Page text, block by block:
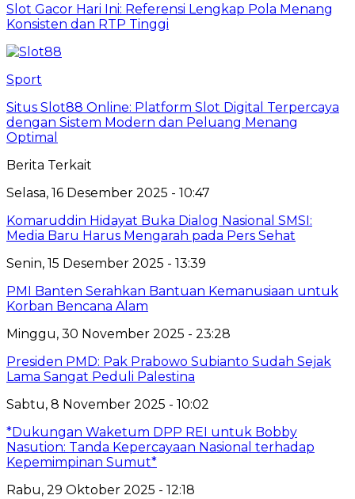
Slot Gacor Hari Ini: Referensi Lengkap Pola Menang
Konsisten dan RTP Tinggi
Sport
Situs Slot88 Online: Platform Slot Digital Terpercaya
dengan Sistem Modern dan Peluang Menang
Optimal
Berita Terkait
Selasa, 16 Desember 2025 - 10:47
Komaruddin Hidayat Buka Dialog Nasional SMSI:
Media Baru Harus Mengarah pada Pers Sehat
Senin, 15 Desember 2025 - 13:39
PMI Banten Serahkan Bantuan Kemanusiaan untuk
Korban Bencana Alam
Minggu, 30 November 2025 - 23:28
Presiden PMD: Pak Prabowo Subianto Sudah Sejak
Lama Sangat Peduli Palestina
Sabtu, 8 November 2025 - 10:02
*Dukungan Waketum DPP REI untuk Bobby
Nasution: Tanda Kepercayaan Nasional terhadap
Kepemimpinan Sumut*
Rabu, 29 Oktober 2025 - 12:18